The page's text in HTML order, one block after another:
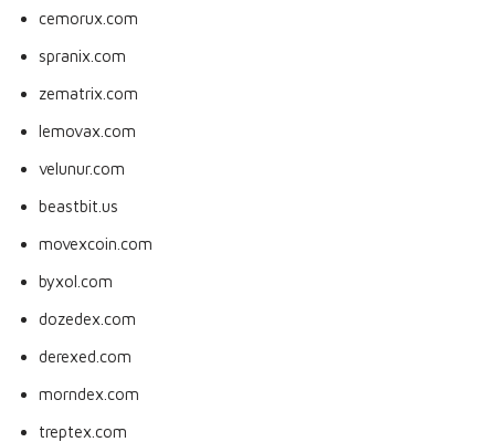
cemorux.com
spranix.com
zematrix.com
lemovax.com
velunur.com
beastbit.us
movexcoin.com
byxol.com
dozedex.com
derexed.com
morndex.com
treptex.com